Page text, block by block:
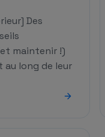
Des
maintenir !)
long de leur